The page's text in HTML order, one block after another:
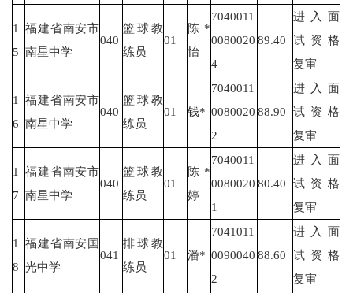
1
5
福建省南安市
南星中学
040
篮球教
练员
01
陈*
怡
7040011
0080020
4
89.40
进入面
试资格
复审
1
6
福建省南安市
南星中学
040
篮球教
练员
01 钱*
7040011
0080020
2
88.90
进入面
试资格
复审
1
7
福建省南安市
南星中学
040
篮球教
练员
01
陈*
婷
7040011
0080020
1
80.40
进入面
试资格
复审
1
8
福建省南安国
光中学
041
排球教
练员
01 潘*
7041011
0090040
2
88.60
进入面
试资格
复审